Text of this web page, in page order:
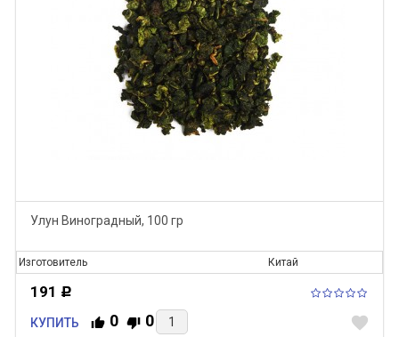
Улун Виноградный, 100 гр
Изготовитель Китай
191 Р
КУПИТЬ 0 0 favorite